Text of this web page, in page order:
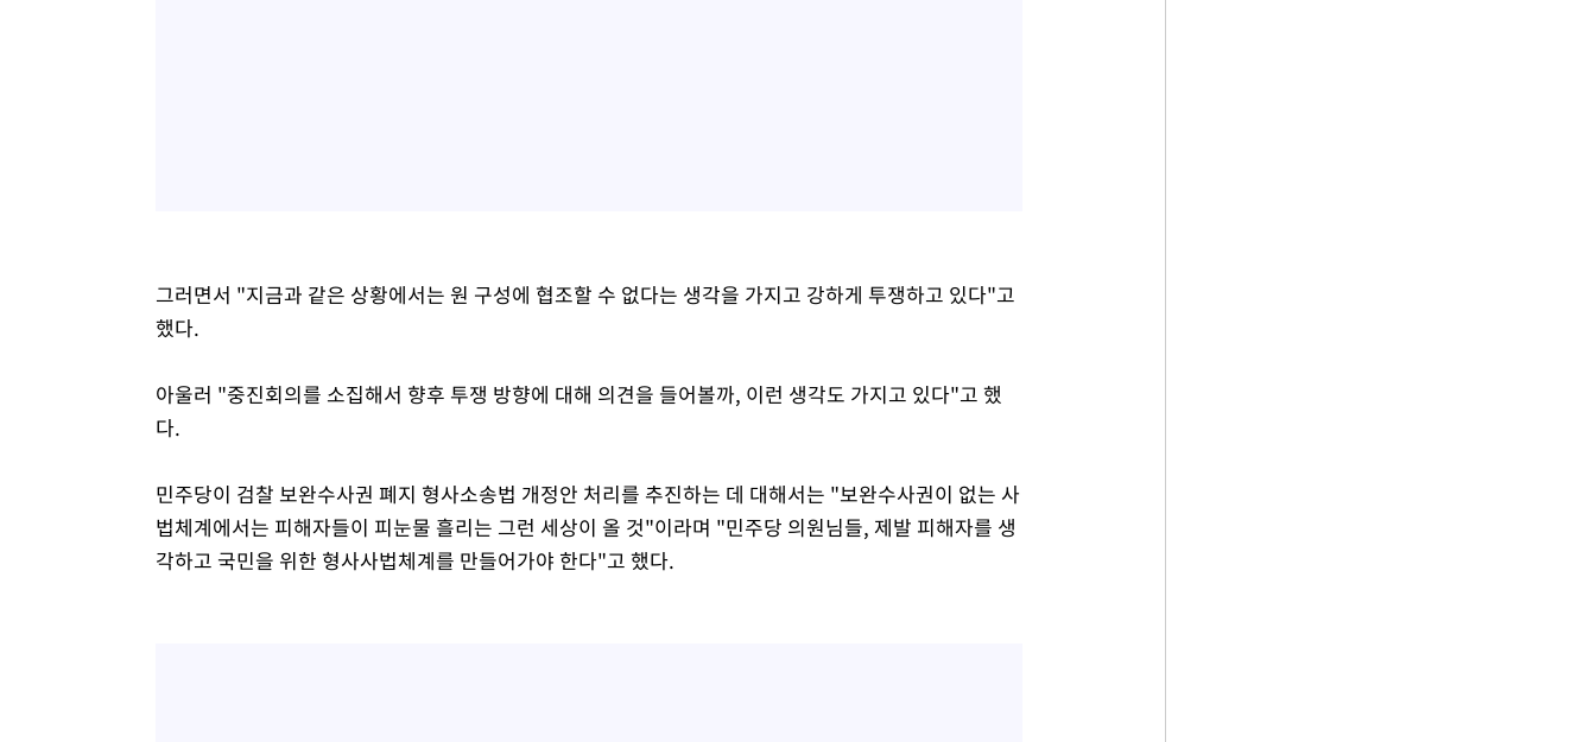
그러면서 "지금과 같은 상황에서는 원 구성에 협조할 수 없다는 생각을 가지고 강하게 투쟁하고 있다"고
했다.
아울러 "중진회의를 소집해서 향후 투쟁 방향에 대해 의견을 들어볼까, 이런 생각도 가지고 있다"고 했
다.
민주당이 검찰 보완수사권 폐지 형사소송법 개정안 처리를 추진하는 데 대해서는 "보완수사권이 없는 사
법체계에서는 피해자들이 피눈물 흘리는 그런 세상이 올 것"이라며 "민주당 의원님들, 제발 피해자를 생
각하고 국민을 위한 형사사법체계를 만들어가야 한다"고 했다.